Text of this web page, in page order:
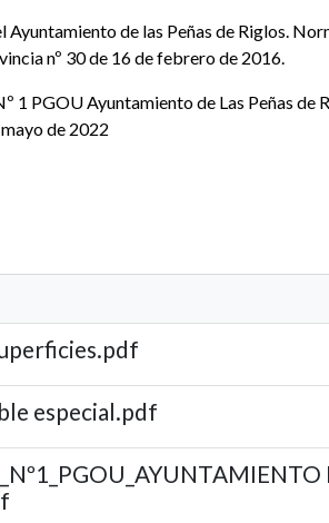
de las Peñas de Riglos.
nº 30 de 16 de febrero de 2016.
1 PGOU Ayuntamiento de Las Peñas de
de 2022
especial.pdf